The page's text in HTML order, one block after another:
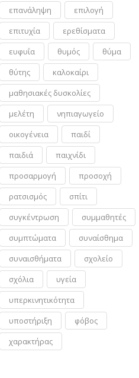
επανάληψη
επιλογή
επιτυχία
ερεθίσματα
ευφυΐα
θυμός
θύμα
θύτης
καλοκαίρι
μαθησιακές δυσκολίες
μελέτη
νηπιαγωγείο
οικογένεια
παιδί
παιδιά
παιχνίδι
προσαρμογή
προσοχή
ρατσισμός
σπίτι
συγκέντρωση
συμμαθητές
συμπτώματα
συναίσθημα
συναισθήματα
σχολείο
σχόλια
υγεία
υπερκινητικότητα
υποστήριξη
φόβος
χαρακτήρας